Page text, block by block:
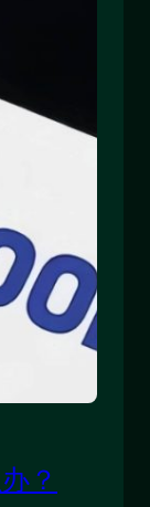
？